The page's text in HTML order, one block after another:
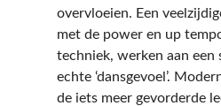
overvloeien. Een
met de power en up
techniek, werken aan een
echte ‘dansgevoel’.
de iets meer gevorderde